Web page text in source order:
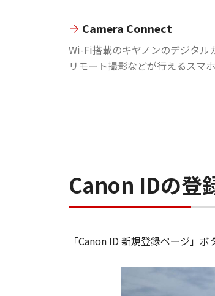
Camera Connect
Wi-Fi搭載のキヤノンのデジタル
リモート撮影などが行えるスマホ
Canon IDの登
「Canon ID 新規登録ページ」